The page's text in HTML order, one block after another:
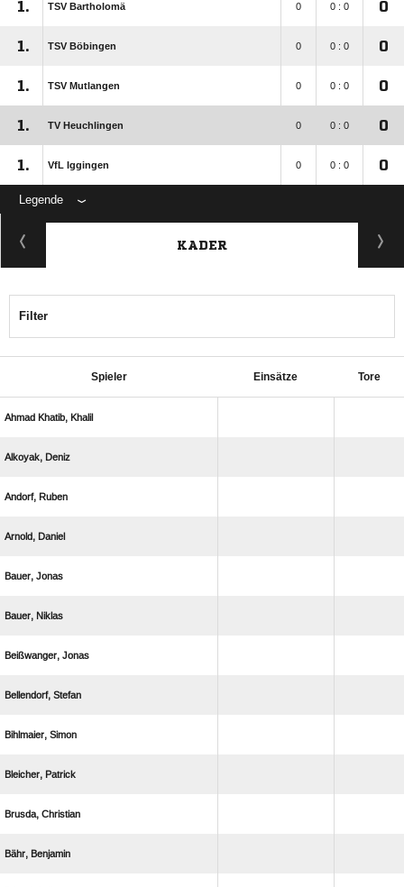
1. TSV Bartholomä 0 0 : 0 0
1. TSV Böbingen 0 0 : 0 0
1. TSV Mutlangen 0 0 : 0 0
1. TV Heuchlingen 0 0 : 0 0
1. VfL Iggingen 0 0 : 0 0
Legende
KADER
Filter
Spieler Einsätze Tore
  
 
 
 
 
 
 
 
 
 
 
 